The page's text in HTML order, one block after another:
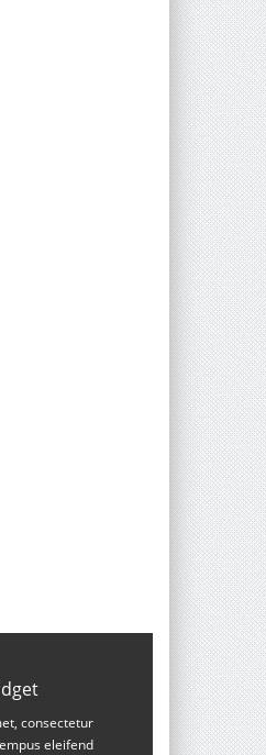
consectetur
eleifend